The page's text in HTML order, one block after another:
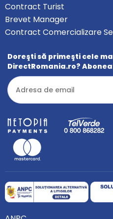
Contract Turist
Brevet Manager
Contract Comercializare
Doreşti să primeşti cele
DirectRomania.ro?